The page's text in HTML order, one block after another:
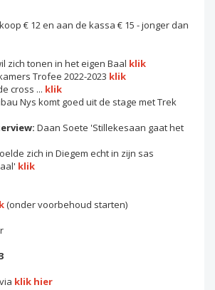
€ 12 en aan de kassa € 15 - jonger dan
zich tonen in het eigen Baal klik
Trofee 2022-2023 klik
cross ... klik
Nys komt goed uit de stage met Trek
Daan Soete 'Stillekesaan gaat het
zich in Diegem echt in zijn sas
klik
(onder voorbehoud starten)
klik hier